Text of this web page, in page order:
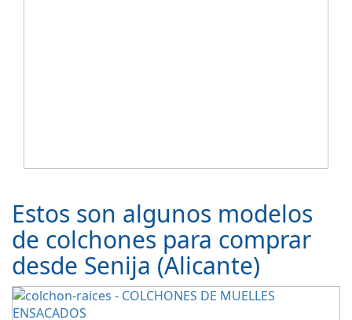
Estos son algunos modelos
de colchones para comprar
desde Senija (Alicante)